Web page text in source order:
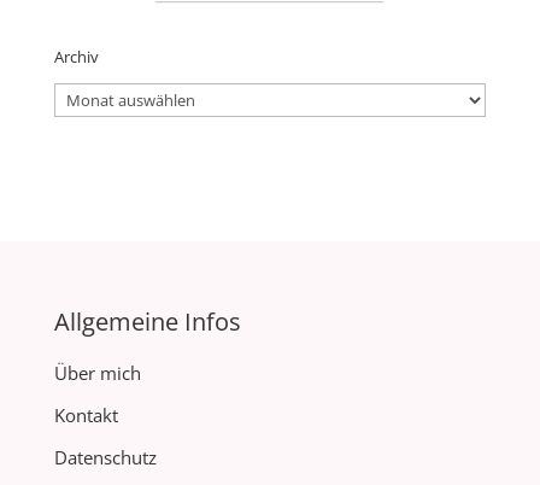
Archiv
Archiv
Allgemeine Infos
Über mich
Kontakt
Datenschutz